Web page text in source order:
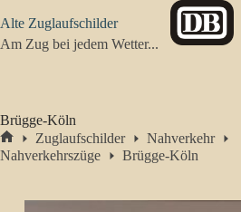
Inhalt
springen
Alte Zuglaufschilder
Am Zug bei jedem Wetter...
Brügge-Köln
Start
Zuglaufschilder
Nahverkehr
Nahverkehrszüge
Brügge-Köln